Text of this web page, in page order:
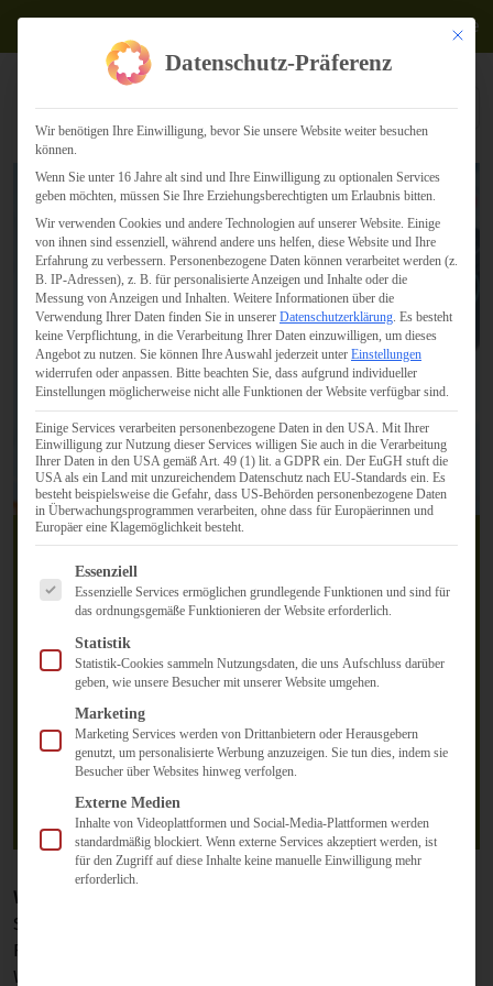
Termine
Mit KI-Unterstützung
PowerPoint-
Präsentationen erstellen –
Was geht und was nicht?
27. Januar 2025
Wie viel Zeit investieren Sie in Ihre Präsentationen?
Stundenlanges Strukturieren, Designanpassungen und
Feinschliff gehören für viele zum Alltag. Doch in einer
Welt, in der Effizienz immer wichtiger wird, gibt es eine
Mit
Datenschutz-Präferenz
Wir benötigen Ihre Einwilligung, bevor Sie unsere Website weiter besuchen
können.
Wenn Sie unter 16 Jahre alt sind und Ihre Einwilligung zu optionalen Services
geben möchten, müssen Sie Ihre Erziehungsberechtigten um Erlaubnis bitten.
Wir verwenden Cookies und andere Technologien auf unserer Website. Einige
von ihnen sind essenziell, während andere uns helfen, diese Website und Ihre
Erfahrung zu verbessern. Personenbezogene Daten können verarbeitet werden (z.
B. IP-Adressen), z. B. für personalisierte Anzeigen und Inhalte oder die
Messung von Anzeigen und Inhalten. Weitere Informationen über die
Verwendung Ihrer Daten finden Sie in unserer Datenschutzerklärung. Es besteht
keine Verpflichtung, in die Verarbeitung Ihrer Daten einzuwilligen, um dieses
Angebot zu nutzen. Sie können Ihre Auswahl jederzeit unter Einstellungen
widerrufen oder anpassen. Bitte beachten Sie, dass aufgrund individueller
Einstellungen möglicherweise nicht alle Funktionen der Website verfügbar sind.
Einige Services verarbeiten personenbezogene Daten in den USA. Mit Ihrer
Einwilligung zur Nutzung dieser Services willigen Sie auch in die Verarbeitung
Ihrer Daten in den USA gemäß Art. 49 (1) lit. a GDPR ein. Der EuGH stuft die
USA als ein Land mit unzureichendem Datenschutz nach EU-Standards ein. Es
besteht beispielsweise die Gefahr, dass US-Behörden personenbezogene Daten
in Überwachungsprogrammen verarbeiten, ohne dass für Europäerinnen und
Europäer eine Klagemöglichkeit besteht.
Es folgt eine Liste der Service-Gruppen, für die eine
Essenziell
Essenzielle Services ermöglichen grundlegende Funktionen und sind für
das ordnungsgemäße Funktionieren der Website erforderlich.
Statistik
Statistik-Cookies sammeln Nutzungsdaten, die uns Aufschluss darüber
geben, wie unsere Besucher mit unserer Website umgehen.
Marketing
Marketing Services werden von Drittanbietern oder Herausgebern
genutzt, um personalisierte Werbung anzuzeigen. Sie tun dies, indem sie
Besucher über Websites hinweg verfolgen.
Externe Medien
Inhalte von Videoplattformen und Social-Media-Plattformen werden
standardmäßig blockiert. Wenn externe Services akzeptiert werden, ist
für den Zugriff auf diese Inhalte keine manuelle Einwilligung mehr
erforderlich.